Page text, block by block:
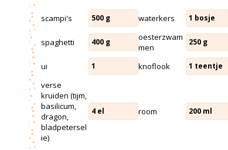
scampi's 500 g waterkers 1 bosje
spaghetti 400 g
oesterzwam
men
250 g
ui 1 knoflook 1 teentje
verse
kruiden (tijm,
basilicum,
dragon,
bladpetersel
ie)
4 el room 200 ml